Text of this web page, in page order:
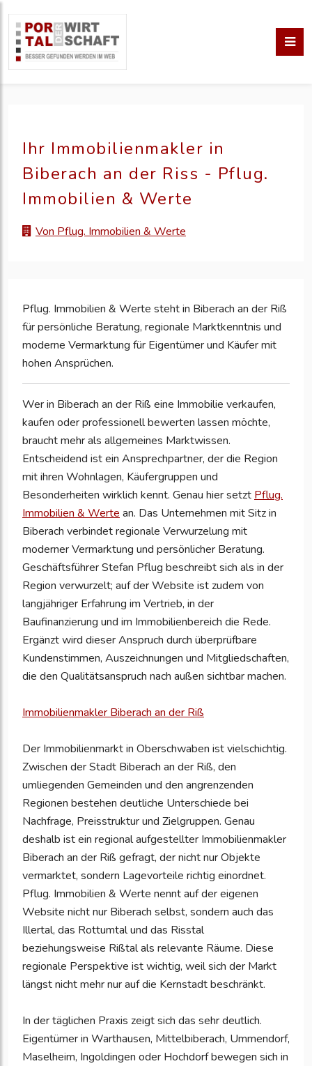
Ihr Immobilienmakler in
Biberach an der Riss - Pflug.
Immobilien & Werte
Von Pflug. Immobilien & Werte
Pflug. Immobilien & Werte steht in Biberach an der Riß
für persönliche Beratung, regionale Marktkenntnis und
moderne Vermarktung für Eigentümer und Käufer mit
hohen Ansprüchen.
Wer in Biberach an der Riß eine Immobilie verkaufen,
kaufen oder professionell bewerten lassen möchte,
braucht mehr als allgemeines Marktwissen.
Entscheidend ist ein Ansprechpartner, der die Region
mit ihren Wohnlagen, Käufergruppen und
Besonderheiten wirklich kennt. Genau hier setzt Pflug.
Immobilien & Werte an. Das Unternehmen mit Sitz in
Biberach verbindet regionale Verwurzelung mit
moderner Vermarktung und persönlicher Beratung.
Geschäftsführer Stefan Pflug beschreibt sich als in der
Region verwurzelt; auf der Website ist zudem von
langjähriger Erfahrung im Vertrieb, in der
Baufinanzierung und im Immobilienbereich die Rede.
Ergänzt wird dieser Anspruch durch überprüfbare
Kundenstimmen, Auszeichnungen und Mitgliedschaften,
die den Qualitätsanspruch nach außen sichtbar machen.
Immobilienmakler Biberach an der Riß
Der Immobilienmarkt in Oberschwaben ist vielschichtig.
Zwischen der Stadt Biberach an der Riß, den
umliegenden Gemeinden und den angrenzenden
Regionen bestehen deutliche Unterschiede bei
Nachfrage, Preisstruktur und Zielgruppen. Genau
deshalb ist ein regional aufgestellter Immobilienmakler
Biberach an der Riß gefragt, der nicht nur Objekte
vermarktet, sondern Lagevorteile richtig einordnet.
Pflug. Immobilien & Werte nennt auf der eigenen
Website nicht nur Biberach selbst, sondern auch das
Illertal, das Rottumtal und das Risstal
beziehungsweise Rißtal als relevante Räume. Diese
regionale Perspektive ist wichtig, weil sich der Markt
längst nicht mehr nur auf die Kernstadt beschränkt.
In der täglichen Praxis zeigt sich das sehr deutlich.
Eigentümer in Warthausen, Mittelbiberach, Ummendorf,
Maselheim, Ingoldingen oder Hochdorf bewegen sich in